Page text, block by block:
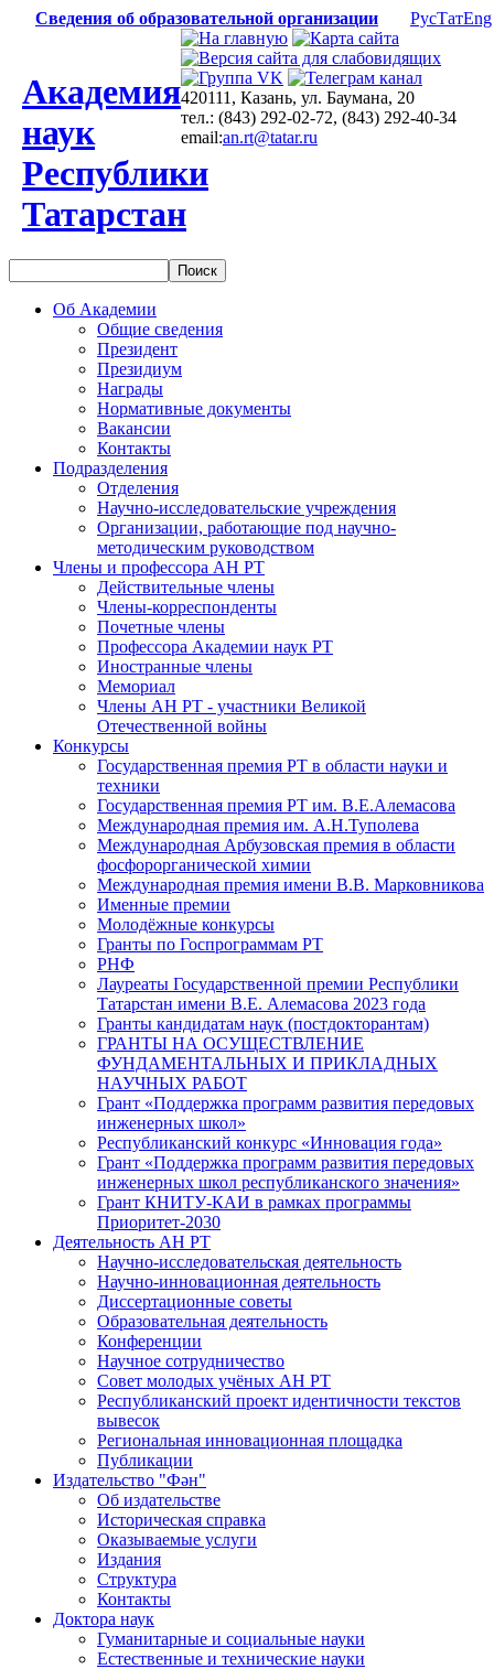
Сведения об образовательной организации РусТатEng
Академия
наук
Республики
Татарстан
420111, Казань, ул. Баумана, 20
тел.: (843) 292-02-72, (843) 292-40-34
email:an.rt@tatar.ru
Об Академии
Общие сведения
Президент
Президиум
Награды
Нормативные документы
Вакансии
Контакты
Подразделения
Отделения
Научно-исследовательские учреждения
Организации, работающие под научно-
методическим руководством
Члены и профессора АН РТ
Действительные члены
Члены-корреспонденты
Почетные члены
Профессора Академии наук РТ
Иностранные члены
Мемориал
Члены АН РТ - участники Великой
Отечественной войны
Конкурсы
Государственная премия РТ в области науки и
техники
Государственная премия РТ им. В.Е.Алемасова
Международная премия им. А.Н.Туполева
Международная Арбузовская премия в области
фосфорорганической химии
Международная премия имени В.В. Марковникова
Именные премии
Молодёжные конкурсы
Гранты по Госпрограммам РТ
РНФ
Лауреаты Государственной премии Республики
Татарстан имени В.Е. Алемасова 2023 года
Гранты кандидатам наук (постдокторантам)
ГРАНТЫ НА ОСУЩЕСТВЛЕНИЕ
ФУНДАМЕНТАЛЬНЫХ И ПРИКЛАДНЫХ
НАУЧНЫХ РАБОТ
Грант «Поддержка программ развития передовых
инженерных школ»
Республиканский конкурс «Инновация года»
Грант «Поддержка программ развития передовых
инженерных школ республиканского значения»
Грант КНИТУ-КАИ в рамках программы
Приоритет-2030
Деятельность АН РТ
Научно-исследовательская деятельность
Научно-инновационная деятельность
Диссертационные советы
Образовательная деятельность
Конференции
Научное сотрудничество
Совет молодых учёных АН РТ
Республиканский проект идентичности текстов
вывесок
Региональная инновационная площадка
Публикации
Издательство "Фән"
Об издательстве
Историческая справка
Оказываемые услуги
Издания
Структура
Контакты
Доктора наук
Гуманитарные и социальные науки
Естественные и технические науки